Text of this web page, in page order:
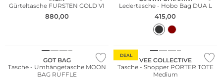
Gürteltasche FURSTEN GOLD VI
880,00
Ledertasche - Hobo Bag DUA L
415,00
GOT BAG
Tasche - Umhängetasche MOON
BAG RUFFLE
DEAL
VEE COLLECTIVE
Tasche - Shopper PORTER TOTE
Medium